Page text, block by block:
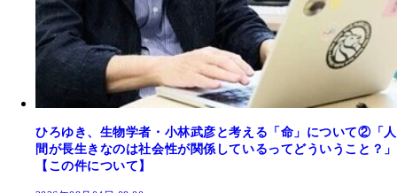
ひろゆき、生物学者・小林武彦と考える「命」について②「人
間が長生きなのは社会性が関係しているってどういうこと？」
【この件について】